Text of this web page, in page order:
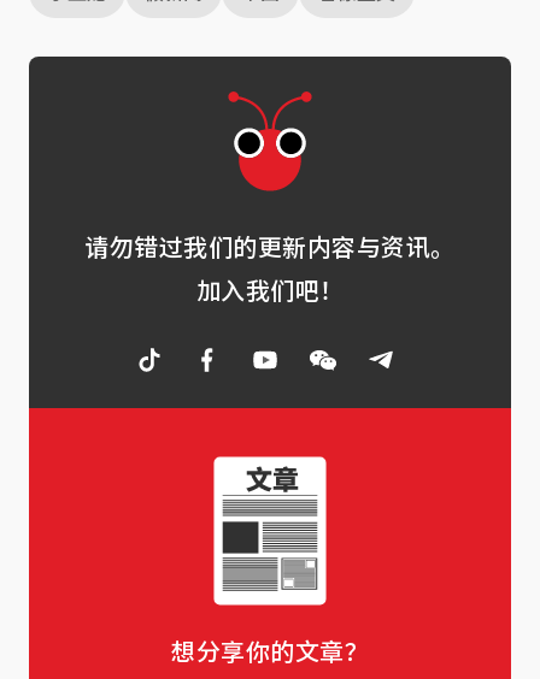
请勿错过我们的更新内容与资讯。
加入我们吧！
想分享你的文章？